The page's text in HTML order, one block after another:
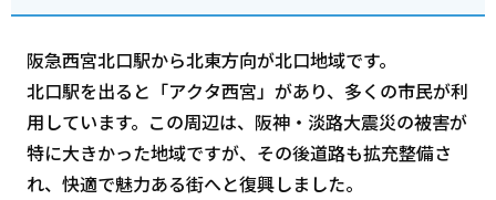
阪急西宮北口駅から北東方向が北口地域です。
北口駅を出ると「アクタ西宮」があり、多くの市民が利
用しています。この周辺は、阪神・淡路大震災の被害が
特に大きかった地域ですが、その後道路も拡充整備さ
れ、快適で魅力ある街へと復興しました。